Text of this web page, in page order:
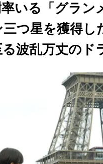
いる「グラン
つ星を獲得
る波乱万丈の